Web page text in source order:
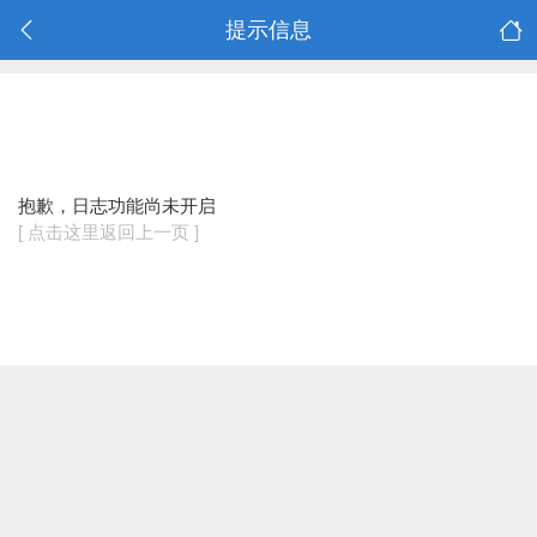
提示信息
抱歉，日志功能尚未开启
[ 点击这里返回上一页 ]